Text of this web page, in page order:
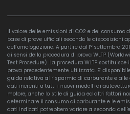
Il valore delle emissioni di CO2 e del consumo
base di prove ufficiali secondo le disposizioni
dell'omologazione. A partire dal 1° settembre
ai sensi della procedura di prova WLTP
Test Procedure). La procedura WLTP
prova precedentemente utilizzata. E’
guida relativa al risparmio di carburante e alle
dati inerenti a tutti i nuovi modelli di
motore, anche lo stile di guida ed altri fattori
determinare il consumo di carburante e le
dati indicati potrebbero variare a seconda